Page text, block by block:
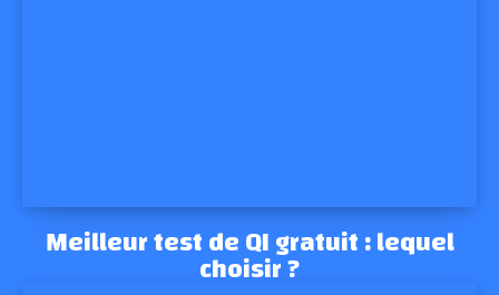
Meilleur test de QI gratuit : lequel
choisir ?